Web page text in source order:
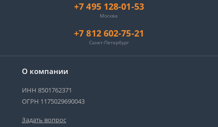
О компании
ИНН 8501762371
ОГРН 1175029690043
Задать вопрос
+7 495 128-01-53
Москва
+7 812 602-75-21
Санкт-Петербург